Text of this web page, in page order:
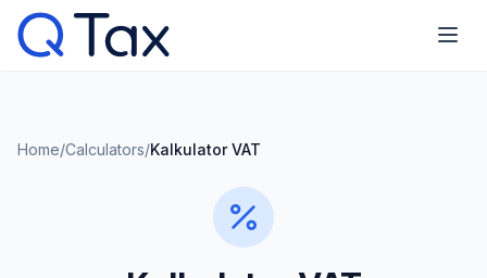
Home/Calculators/Kalkulator VAT